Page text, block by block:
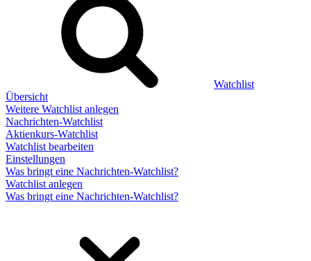
Watchlist
Übersicht
Weitere Watchlist anlegen
Nachrichten-Watchlist
Aktienkurs-Watchlist
Watchlist bearbeiten
Einstellungen
Was bringt eine Nachrichten-Watchlist?
Watchlist anlegen
Was bringt eine Nachrichten-Watchlist?